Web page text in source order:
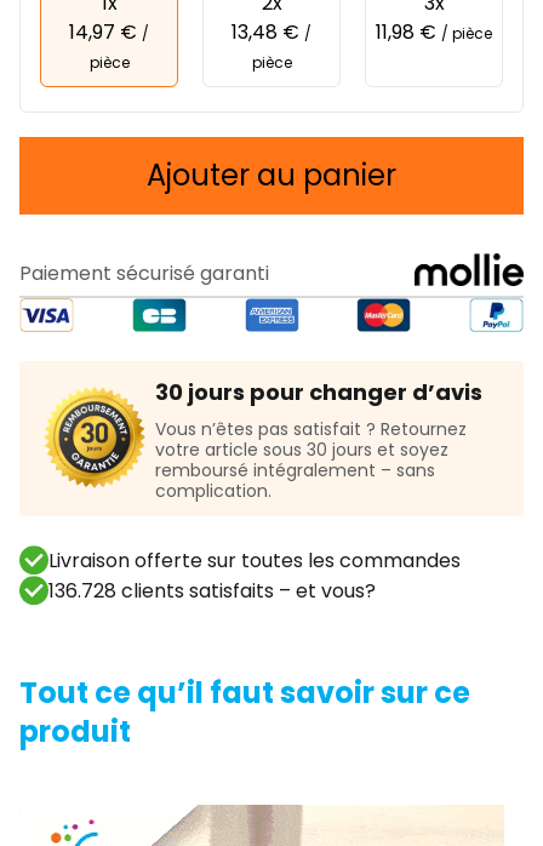
14,97 € /
pièce
13,48 € /
pièce
11,98 € / pièce
Ajouter au panier
Paiement sécurisé garanti
30 jours pour changer d’avis
Vous n’êtes pas satisfait ? Retournez
votre article sous 30 jours et soyez
remboursé intégralement – sans
complication.
Livraison offerte sur toutes les commandes
136.728 clients satisfaits – et vous?
Tout ce qu’il faut savoir sur ce
produit